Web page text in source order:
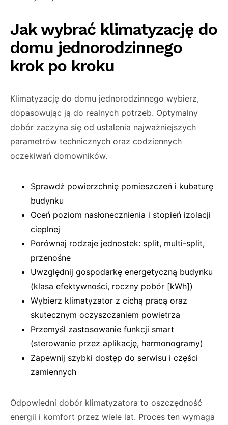
Jak wybrać klimatyzację do
domu jednorodzinnego
krok po kroku
Klimatyzację do domu jednorodzinnego wybierz,
dopasowując ją do realnych potrzeb. Optymalny
dobór zaczyna się od ustalenia najważniejszych
parametrów technicznych oraz codziennych
oczekiwań domowników.
Sprawdź powierzchnię pomieszczeń i kubaturę
budynku
Oceń poziom nasłonecznienia i stopień izolacji
cieplnej
Porównaj rodzaje jednostek: split, multi-split,
przenośne
Uwzględnij gospodarkę energetyczną budynku
(klasa efektywności, roczny pobór [kWh])
Wybierz klimatyzator z cichą pracą oraz
skutecznym oczyszczaniem powietrza
Przemyśl zastosowanie funkcji smart
(sterowanie przez aplikację, harmonogramy)
Zapewnij szybki dostęp do serwisu i części
zamiennych
Odpowiedni dobór klimatyzatora to oszczędność
energii i komfort przez wiele lat. Proces ten wymaga